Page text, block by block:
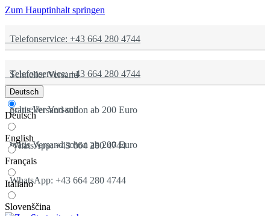
Zum Hauptinhalt springen
Telefonservice: +43 664 280 4744
Schneller Versand
gratis Versand schon ab 200 Euro
WhatsApp: +43 664 280 4744
Telefonservice: +43 664 280 4744
Schneller Versand
gratis Versand schon ab 200 Euro
WhatsApp: +43 664 280 4744
Deutsch
Deutsch
English
Français
Italiano
Slovenščina